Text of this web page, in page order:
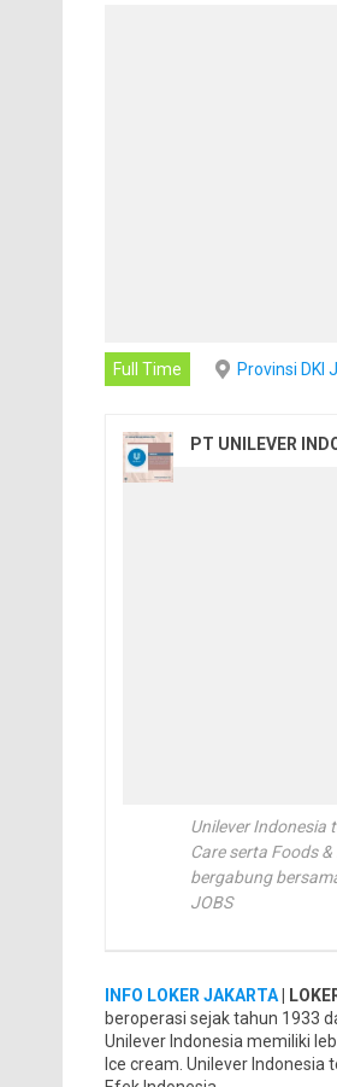
Full Time Provinsi DKI
PT UNILEVER
Unilever Indonesia
Care serta Foods
bergabung
JOBS
INFO LOKER JAKARTA|
beroperasi sejak tahun 1933
Unilever Indonesia memiliki
Ice cream. Unilever